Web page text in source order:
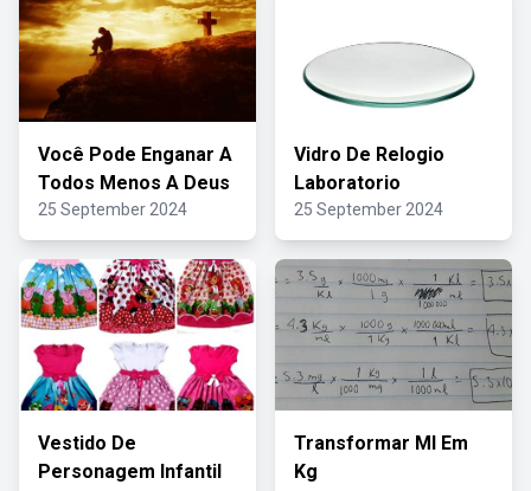
Você Pode Enganar A
Todos Menos A Deus
25 September 2024
Vidro De Relogio
Laboratorio
25 September 2024
Vestido De
Personagem Infantil
Transformar Ml Em
Kg